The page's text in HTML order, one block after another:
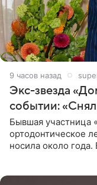
9 часов назад
Экс-звезда
событии:
Бывшая участница
ортодонтическое
носила около